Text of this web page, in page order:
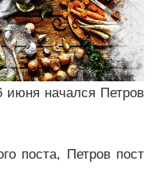
начался Петров
поста, Петров пост